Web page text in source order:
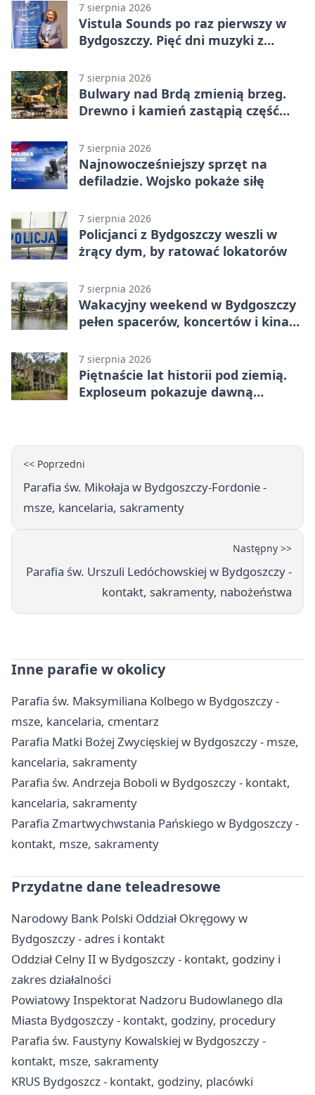
7 sierpnia 2026
Vistula Sounds po raz pierwszy w
Bydgoszczy. Pięć dni muzyki z
7 sierpnia 2026
Bulwary nad Brdą zmienią brzeg.
Drewno i kamień zastąpią część
7 sierpnia 2026
Najnowocześniejszy sprzęt na
defiladzie. Wojsko pokaże siłę
7 sierpnia 2026
Policjanci z Bydgoszczy weszli w
żrący dym, by ratować lokatorów
7 sierpnia 2026
Wakacyjny weekend w Bydgoszczy
pełen spacerów, koncertów i kina
7 sierpnia 2026
Piętnaście lat historii pod ziemią.
Exploseum pokazuje dawną
<< Poprzedni
Parafia św. Mikołaja w Bydgoszczy-Fordonie -
msze, kancelaria, sakramenty
Następny >>
Parafia św. Urszuli Ledóchowskiej w Bydgoszczy -
kontakt, sakramenty, nabożeństwa
Inne parafie w okolicy
Parafia św. Maksymiliana Kolbego w Bydgoszczy -
msze, kancelaria, cmentarz
Parafia Matki Bożej Zwycięskiej w Bydgoszczy - msze,
kancelaria, sakramenty
Parafia św. Andrzeja Boboli w Bydgoszczy - kontakt,
kancelaria, sakramenty
Parafia Zmartwychwstania Pańskiego w Bydgoszczy -
kontakt, msze, sakramenty
Przydatne dane teleadresowe
Narodowy Bank Polski Oddział Okręgowy w
Bydgoszczy - adres i kontakt
Oddział Celny II w Bydgoszczy - kontakt, godziny i
zakres działalności
Powiatowy Inspektorat Nadzoru Budowlanego dla
Miasta Bydgoszczy - kontakt, godziny, procedury
Parafia św. Faustyny Kowalskiej w Bydgoszczy -
kontakt, msze, sakramenty
KRUS Bydgoszcz - kontakt, godziny, placówki